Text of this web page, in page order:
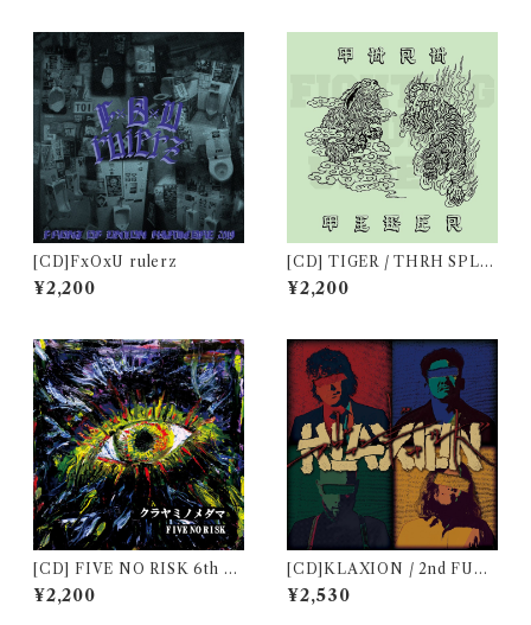
[CD]FxOxU rulerz
¥2,200
[CD] TIGER / THRH SPLI
T ALBUM "Fighting our up
sets"
¥2,200
[CD] FIVE NO RISK 6th al
bum "クラヤミノメダマ"
¥2,200
[CD]KLAXION / 2nd FULL
ALBUM "アヴァンギャルド"
¥2,530